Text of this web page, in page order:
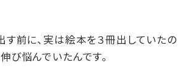
す前に、実は絵本を３冊出していたの
び悩んでいたんです。